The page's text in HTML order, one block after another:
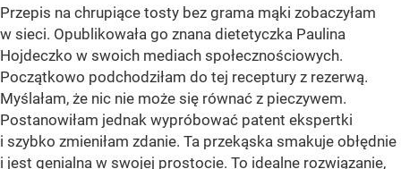
Przepis na chrupiące tosty bez grama mąki zobaczyłam
w sieci. Opublikowała go znana dietetyczka Paulina
Hojdeczko w swoich mediach społecznościowych.
Początkowo podchodziłam do tej receptury z rezerwą.
Myślałam, że nic nie może się równać z pieczywem.
Postanowiłam jednak wypróbować patent ekspertki
i szybko zmieniłam zdanie. Ta przekąska smakuje obłędnie
i jest genialna w swojej prostocie. To idealne rozwiązanie,